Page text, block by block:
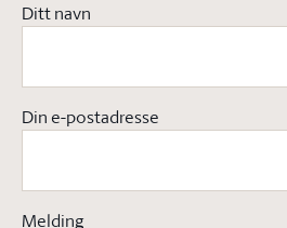
Ditt navn
Din e-postadresse
Melding